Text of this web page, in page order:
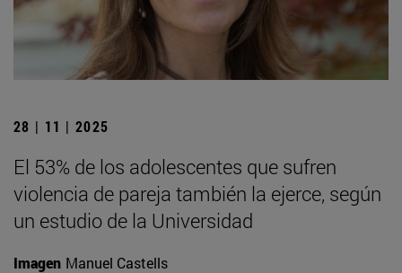
28 | 11 | 2025
El 53% de los adolescentes que sufren
violencia de pareja también la ejerce, según
un estudio de la Universidad
Imagen Manuel Castells